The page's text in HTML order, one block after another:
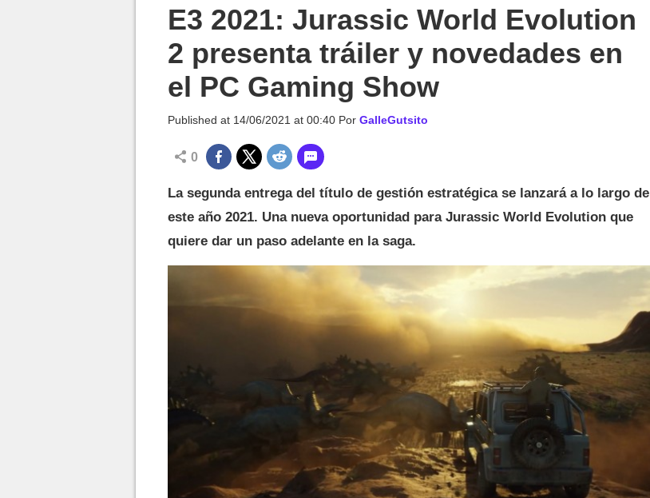
E3 2021: Jurassic World Evolution
2 presenta tráiler y novedades en
el PC Gaming Show
Published at 14/06/2021 at 00:40 Por GalleGutsito
0
La segunda entrega del título de gestión estratégica se lanzará a lo largo de
este año 2021. Una nueva oportunidad para Jurassic World Evolution que
quiere dar un paso adelante en la saga.